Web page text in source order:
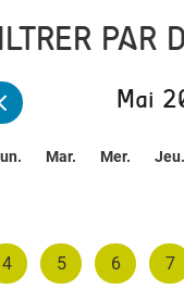
PAR
Mai
Mar. Mer. Jeu.
4 5 6 7